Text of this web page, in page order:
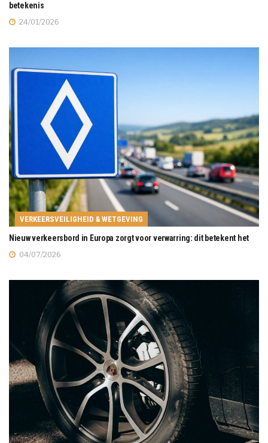
betekenis
24/01/2026
VERKEERSVEILIGHEID & WETGEVING
Nieuw verkeersbord in Europa zorgt voor verwarring: dit betekent het
04/07/2026